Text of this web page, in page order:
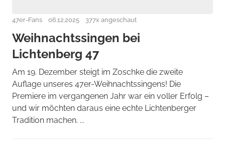
47er-Fans 06.12.2025 377x angeschaut
Weihnachtssingen bei
Lichtenberg 47
Am 19. Dezember steigt im Zoschke die zweite
Auflage unseres 47er-Weihnachtssingens! Die
Premiere im vergangenen Jahr war ein voller Erfolg –
und wir möchten daraus eine echte Lichtenberger
Tradition machen. ...